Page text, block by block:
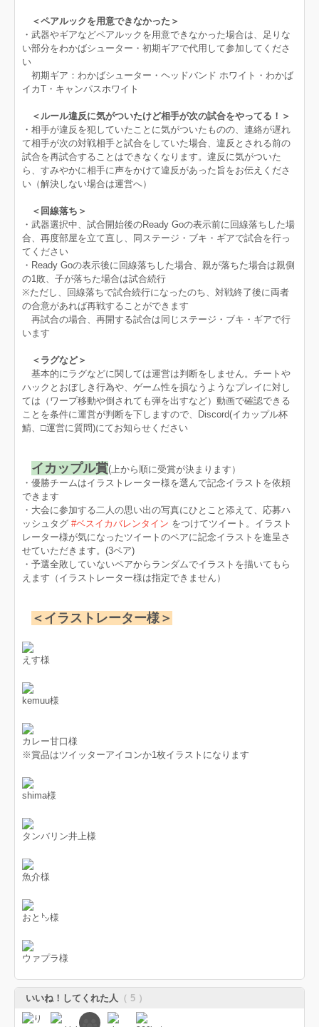
＜ペアルックを用意できなかった＞
・武器やギアなどペアルックを用意できなかった場合は、足りな
い部分をわかばシューター・初期ギアで代用して参加してくださ
い
初期ギア：わかばシューター・ヘッドバンド ホワイト・わかば
イカT・キャンパスホワイト
＜ルール違反に気がついたけど相手が次の試合をやってる！＞
・相手が違反を犯していたことに気がついたものの、連絡が遅れ
て相手が次の対戦相手と試合をしていた場合、違反とされる前の
試合を再試合することはできなくなります。違反に気がついた
ら、すみやかに相手に声をかけて違反があった旨をお伝えくださ
い（解決しない場合は運営へ）
＜回線落ち＞
・武器選択中、試合開始後のReady Goの表示前に回線落ちした場
合、再度部屋を立て直し、同ステージ・ブキ・ギアで試合を行っ
てください
・Ready Goの表示後に回線落ちした場合、親が落ちた場合は親側
の1敗、子が落ちた場合は試合続行
※ただし、回線落ちで試合続行になったのち、対戦終了後に両者
の合意があれば再戦することができます
再試合の場合、再開する試合は同じステージ・ブキ・ギアで行
います
＜ラグなど＞
基本的にラグなどに関しては運営は判断をしません。チートや
ハックとおぼしき行為や、ゲーム性を損なうようなプレイに対し
ては（ワープ移動や倒されても弾を出すなど）動画で確認できる
ことを条件に運営が判断を下しますので、Discord(イカップル杯
鯖、□運営に質問)にてお知らせください
イカップル賞(上から順に受賞が決まります）
・優勝チームはイラストレーター様を選んで記念イラストを依頼
できます
・大会に参加する二人の思い出の写真にひとこと添えて、応募ハ
ッシュタグ #ベスイカバレンタイン をつけてツイート。イラスト
レーター様が気になったツイートのペアに記念イラストを進呈さ
せていただきます。(3ペア)
・予選全敗していないペアからランダムでイラストを描いてもら
えます（イラストレーター様は指定できません）
＜イラストレーター様＞
えす様
kemuu様
カレー甘口様
※賞品はツイッターアイコンか1枚イラストになります
shima様
タンバリン井上様
魚介様
おと㌧様
ウァプラ様
いいね！してくれた人 （ 5 ）